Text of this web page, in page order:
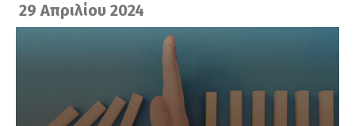
29 Απριλίου 2024